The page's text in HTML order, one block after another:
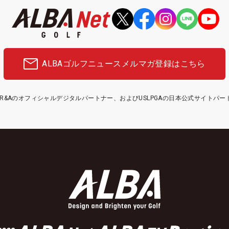
ALBAゴルフニュース メルマガ登録はこちら
のオフィシャルデジタルパートナー、およびUSLPGAの日本公式サイトパー